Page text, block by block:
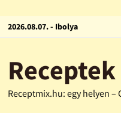
2026.08.07. - Ibolya
Receptek
Receptmix.hu: egy helyen